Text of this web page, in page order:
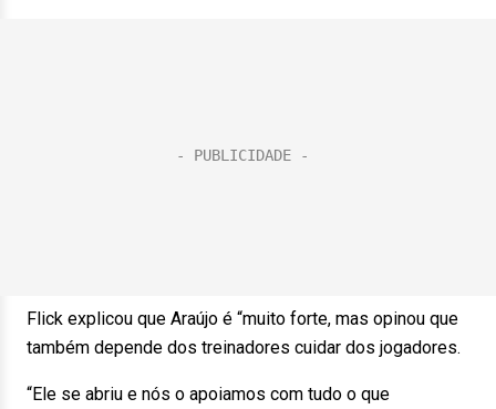
Flick explicou que Araújo é “muito forte, mas opinou que
também depende dos treinadores cuidar dos jogadores.
“Ele se abriu e nós o apoiamos com tudo o que